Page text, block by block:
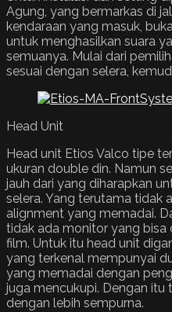
Agung, yang bermarkas di
kendaraan yang masuk,
untuk menghasilkan suara
semuanya. Mulai dari
sesuai dengan selera,
Head Unit
Head unit Etios Valco tipe
ukuran double din. Namun
jauh dari yang diharapkan
selera. Yang terutama tidak
alignment yang memadai.
tidak ada monitor yang bisa
film. Untuk itu head unit
yang terkenal mempunyai
yang memadai dengan
juga mencukupi. Dengan itu
dengan lebih sempurna.